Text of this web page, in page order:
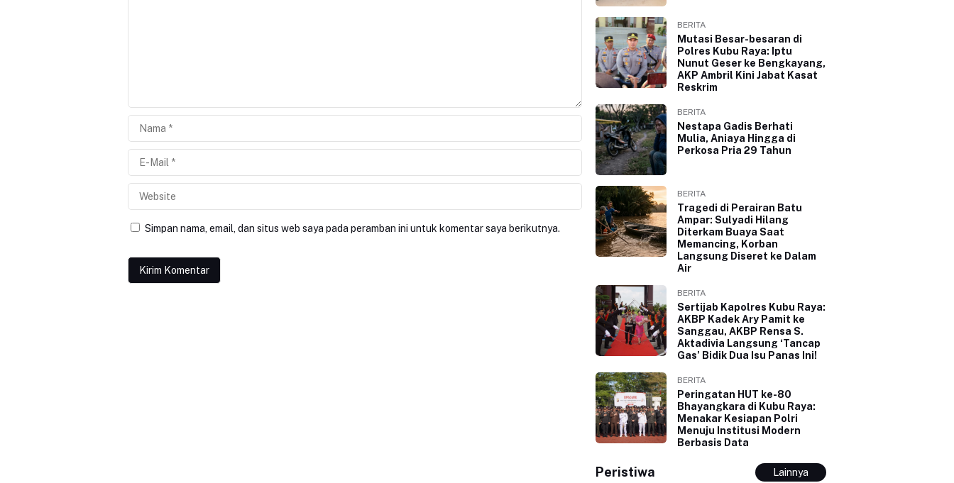
Simpan nama, email, dan situs web saya pada peramban ini untuk komentar saya berikutnya.
BERITA
Mutasi Besar-besaran di
Polres Kubu Raya: Iptu
Nunut Geser ke Bengkayang,
AKP Ambril Kini Jabat Kasat
Reskrim
BERITA
Nestapa Gadis Berhati
Mulia, Aniaya Hingga di
Perkosa Pria 29 Tahun
BERITA
Tragedi di Perairan Batu
Ampar: Sulyadi Hilang
Diterkam Buaya Saat
Memancing, Korban
Langsung Diseret ke Dalam
Air
BERITA
Sertijab Kapolres Kubu Raya:
AKBP Kadek Ary Pamit ke
Sanggau, AKBP Rensa S.
Aktadivia Langsung ‘Tancap
Gas’ Bidik Dua Isu Panas Ini!
BERITA
Peringatan HUT ke-80
Bhayangkara di Kubu Raya:
Menakar Kesiapan Polri
Menuju Institusi Modern
Berbasis Data
Peristiwa Lainnya